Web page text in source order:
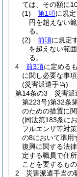
ては、その額に
(1)
第1項に規
円を超えない
る。
(2)
前項に規定
を超えない範
る。
4
前3項に定める
に関し必要な事
(災害派遣手当)
第14条の3
災害
第223号)第32条
のための措置に
(同法第183条に
フルエンザ等対
の8において準用
復興に関する法律
定する職員で住
ことを要するも
2
災害派遣手当の